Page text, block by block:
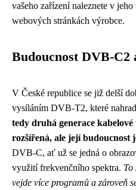
vašeho zařízení naleznete v
webových stránkách výrobce.
Budoucnost DVB-C2
V České republice se již delší
vysíláním DVB-T2, které
tedy druhá generace
rozšířená, ale její budoucnost
DVB-C, ať už se jedná o
využití frekvenčního spektra. To
vejde více programů a zároveň